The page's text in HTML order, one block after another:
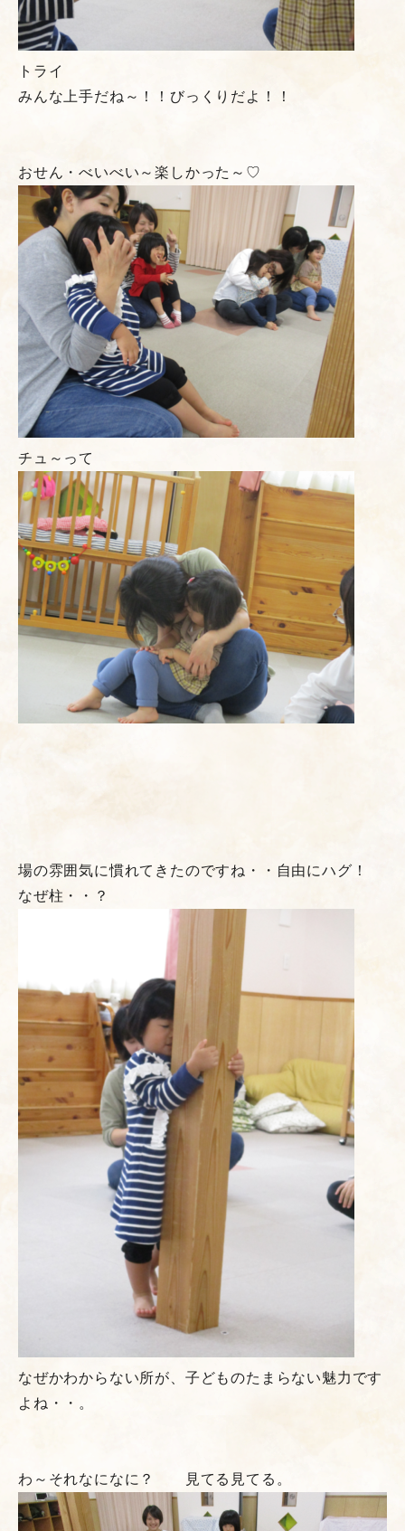
トライ
みんな上手だね～！！びっくりだよ！！
おせん・べいべい～楽しかった～♡
チュ～って
場の雰囲気に慣れてきたのですね・・自由にハグ！
なぜ柱・・？
なぜかわからない所が、子どものたまらない魅力です
よね・・。
わ～それなになに？ 見てる見てる。